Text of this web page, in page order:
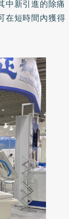
中新引進的除痛
在短時間內獲得